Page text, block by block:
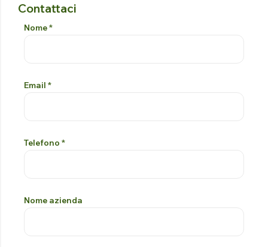
Contattaci
Modulo Di Contatto
Si prega di lasciare vuoto questo campo
Nome*
Email *
Telefono *
Nome azienda